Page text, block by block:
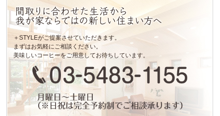
＋STYLEがご提案させていただきます。
まずはお気軽にご相談ください。
美味しいコーヒーをご用意してお待ちしています。